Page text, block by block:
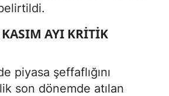
AYI KRITIK
piyasa şeffaflığını
son dönemde atılan